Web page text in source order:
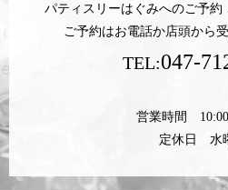
パティスリーはぐみへのご予約
ご予約はお電話か店頭から
TEL:047-
営業時間 10:00
定休日 水